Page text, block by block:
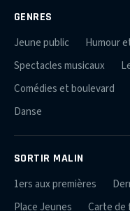
GENRES
Jeune public
Humour
Spectacles musicaux
Comédies et boulevard
Danse
SORTIR MALIN
1ers aux premières
Place Jeunes
Carte de